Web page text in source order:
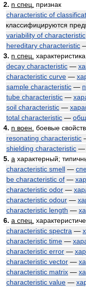
2. n спец
признак
characteristic of
классифицируются
variability of characteristic
hereditary characteristic
3. n спец характеристика
decay characteristic —
characteristic curve —
sample characteristic —
tube characteristic —
soil characteristic —
total characteristic —
4. n воен боевые
resonating characteristic
shielding characteristic —
5. a характерный;
characteristic smell —
be characteristic of —
characteristic odor —
characteristic odour —
characteristic length —
6. a спец
characteristic spectra —
characteristic time —
characteristic error —
characteristic vector —
characteristic matrix —
characteristic value —